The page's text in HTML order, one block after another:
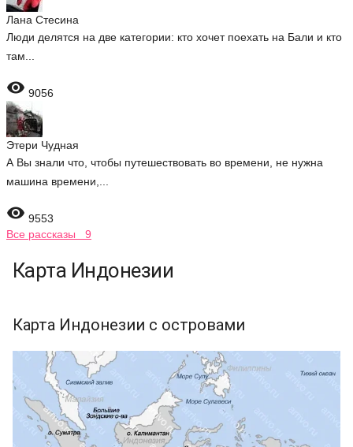
Лана Стесина
Люди делятся на две категории: кто хочет поехать на Бали и кто
там...
 9056
Этери Чудная
А Вы знали что, чтобы путешествовать во времени, не нужна
машина времени,...
 9553
Все рассказы 9
Карта Индонезии
Карта Индонезии с островами